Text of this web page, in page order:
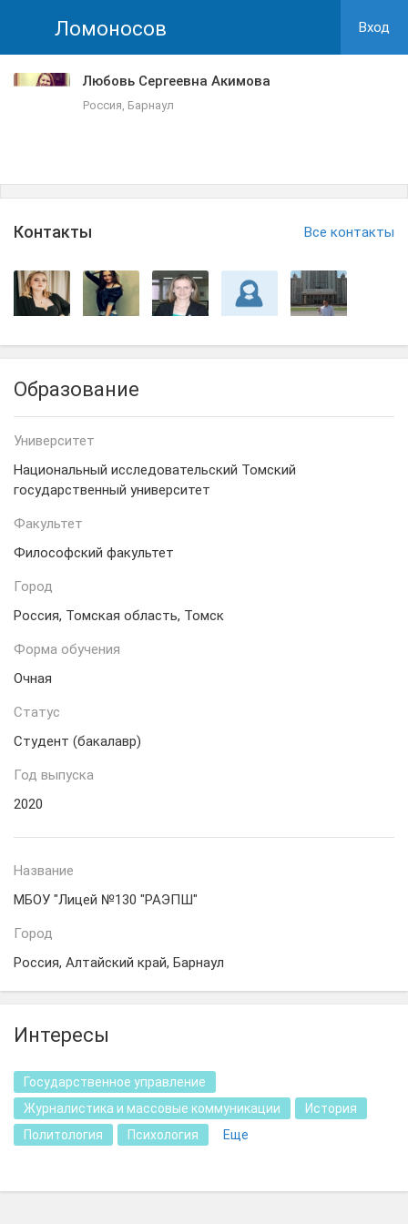
Ломоносов Вход
Любовь Сергеевна Акимова
Россия, Барнаул
Контакты Все контакты
Образование
Университет
Национальный исследовательский Томский
государственный университет
Факультет
Философский факультет
Город
Россия, Томская область, Томск
Форма обучения
Очная
Статус
Студент (бакалавр)
Год выпуска
2020
Название
МБОУ "Лицей №130 "РАЭПШ"
Город
Россия, Алтайский край, Барнаул
Интересы
Государственное управление
Журналистика и массовые коммуникации
История
Политология
Психология Еще